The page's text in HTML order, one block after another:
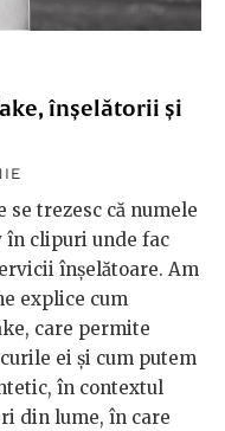
înșelătorii și
se trezesc că numele
în clipuri unde fac
înșelătoare. Am
explice cum
care permite
ei și cum putem
în contextul
din lume, în care